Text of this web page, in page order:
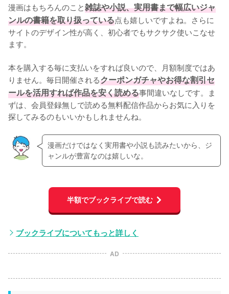
漫画はもちろんのこと雑誌や小説、実用書まで幅広いジャ
ンルの書籍を取り扱っている点も嬉しいですよね。さらに
サイトのデザイン性が高く、初心者でもサクサク使いこなせ
ます。
本を購入する毎に支払いをすれば良いので、月額制度ではあ
りません。毎日開催されるクーポンガチャやお得な割引セ
ールを活用すれば作品を安く読める事間違いなしです。ま
ずは、会員登録無しで読める無料配信作品からお気に入りを
探してみるのもいいかもしれませんね。
漫画だけではなく実用書や小説も読みたいから、ジ
ャンルが豊富なのは嬉しいな。
半額でブックライブで読む
ブックライブについてもっと詳しく
AD